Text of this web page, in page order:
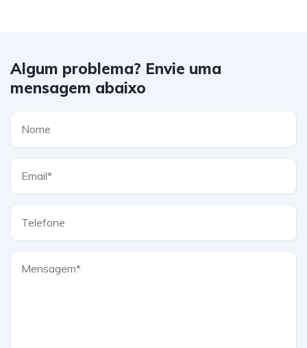
Algum problema? Envie uma
mensagem abaixo